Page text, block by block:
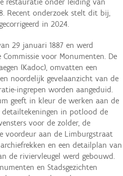
Recent onderzoek stelt dit bij,
in 2024.
29 januari 1887 en werd
voor Monumenten. De
(Kadoc), omvatten een
noordelijk gevelaanzicht van de
ingrepen worden aangeduid.
geeft in kleur de werken aan de
detailtekeningen in potlood de
voor de zolder, de
voordeur aan de Limburgstraat
en een detailplan van
de riviervleugel werd gebouwd.
en Stadsgezichten